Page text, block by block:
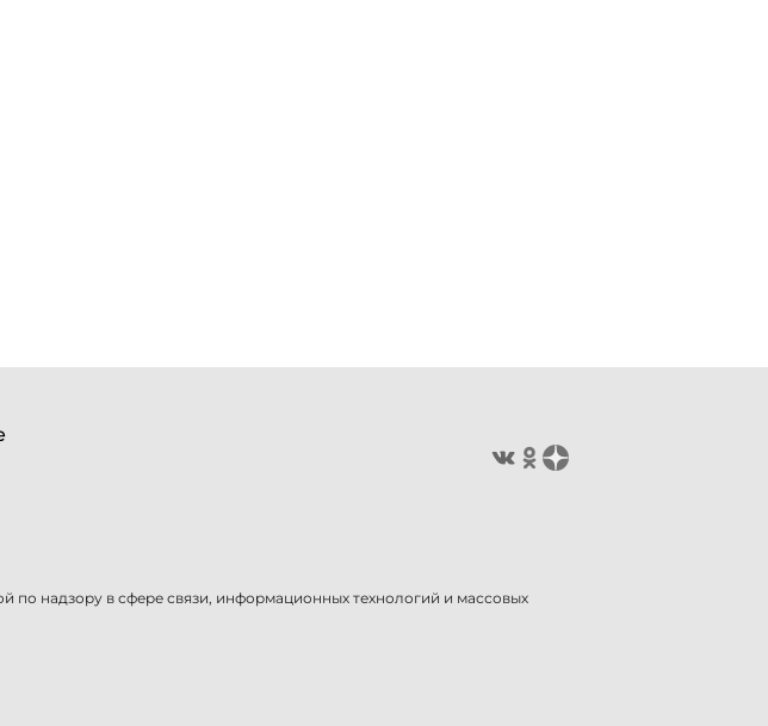
надзору в сфере связи, информационных технологий и массовых